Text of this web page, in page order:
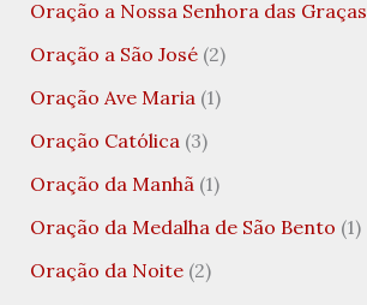
Oração a Nossa Senhora das Graças
Oração a São José(2)
Oração Ave Maria(1)
Oração Católica(3)
Oração da Manhã(1)
Oração da Medalha de São Bento (1)
Oração da Noite(2)